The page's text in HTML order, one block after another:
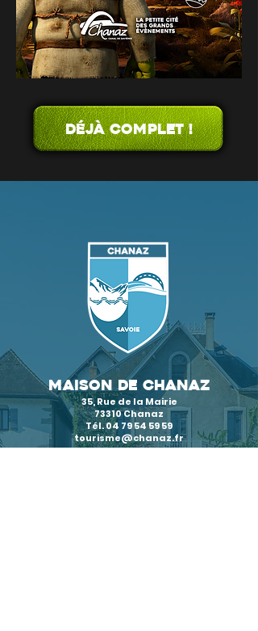
Déjà complet !
MAIson DE CHANAZ
35, Rue de la Mairie
73310 Chanaz
Tél. 04 79 54 59 59
tourisme@chanaz.fr